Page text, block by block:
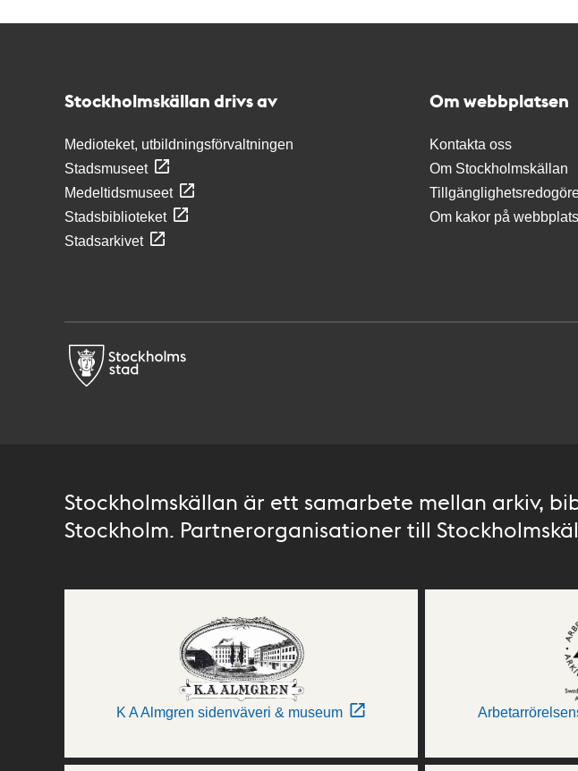
Stockholmskällan drivs av
Medioteket, utbildningsförvaltningen
Stadsmuseet
Medeltidsmuseet
Stadsbiblioteket
Stadsarkivet
Om webbplatsen
Kontakta oss
Om Stockholmskällan
Om kakor på
Stockholmskällan är ett samarbete mellan arkiv,
Stockholm. Partnerorganisationer till
K A Almgren sidenväveri & museum